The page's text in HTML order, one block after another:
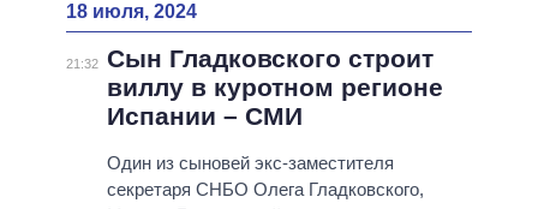
18 июля, 2024
21:32 Сын Гладковского строит
виллу в куротном регионе
Испании – СМИ
Один из сыновей экс-заместителя
секретаря СНБО Олега Гладковского,